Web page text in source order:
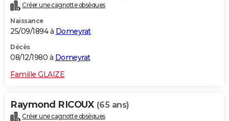
Créer une cagnotte obsèques
Naissance
25/09/1894 à Domeyrat
Décès
08/12/1980 à Domeyrat
Famille GLAIZE
Raymond RICOUX (65 ans)
Créer une cagnotte obsèques